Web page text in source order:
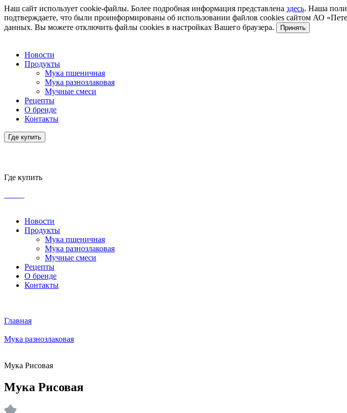
Наш сайт использует cookie-файлы. Более подробная информация представлена здесь. Наша
подтверждаете, что были проинформированы об использовании файлов cookies сайтом АО
данных. Вы можете отключить файлы cookies в настройках Вашего браузера.
Принять
Новости
Продукты
Мука пшеничная
Мука разнозлаковая
Мучные смеси
Рецепты
О бренде
Контакты
Где купить
Где купить
Новости
Продукты
Мука пшеничная
Мука разнозлаковая
Мучные смеси
Рецепты
О бренде
Контакты
Главная
Мука разнозлаковая
Мука Рисовая
Мука Рисовая